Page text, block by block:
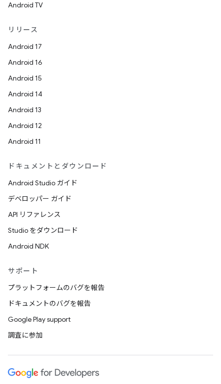
Android TV
リリース
Android 17
Android 16
Android 15
Android 14
Android 13
Android 12
Android 11
ドキュメントとダウンロード
Android Studio ガイド
デベロッパー ガイド
API リファレンス
Studio をダウンロード
Android NDK
サポート
プラットフォームのバグを報告
ドキュメントのバグを報告
Google Play support
調査に参加